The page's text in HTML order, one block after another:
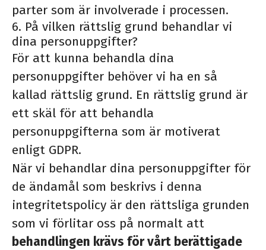
parter som är involverade i processen.
6. På vilken rättslig grund behandlar vi
dina personuppgifter?
För att kunna behandla dina
personuppgifter behöver vi ha en så
kallad rättslig grund. En rättslig grund är
ett skäl för att behandla
personuppgifterna som är motiverat
enligt GDPR.
När vi behandlar dina personuppgifter för
de ändamål som beskrivs i denna
integritetspolicy är den rättsliga grunden
som vi förlitar oss på normalt att
behandlingen krävs för vårt berättigade